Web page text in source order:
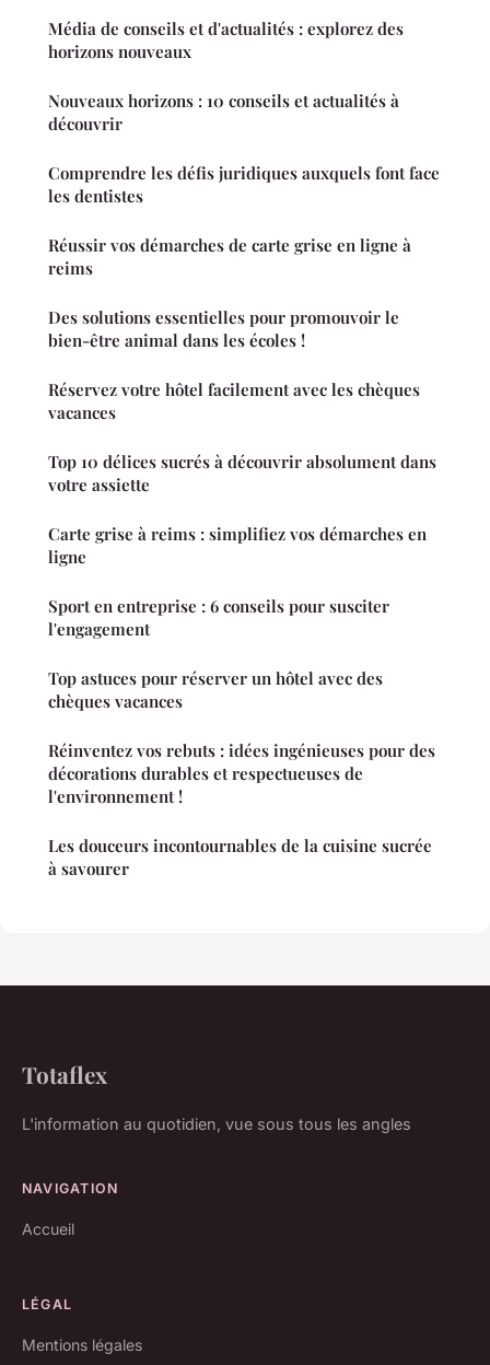
Média de conseils et d'actualités : explorez des
horizons nouveaux
Nouveaux horizons : 10 conseils et actualités à
découvrir
Comprendre les défis juridiques auxquels font face
les dentistes
Réussir vos démarches de carte grise en ligne à
reims
Des solutions essentielles pour promouvoir le
bien-être animal dans les écoles !
Réservez votre hôtel facilement avec les chèques
vacances
Top 10 délices sucrés à découvrir absolument dans
votre assiette
Carte grise à reims : simplifiez vos démarches en
ligne
Sport en entreprise : 6 conseils pour susciter
l'engagement
Top astuces pour réserver un hôtel avec des
chèques vacances
Réinventez vos rebuts : idées ingénieuses pour des
décorations durables et respectueuses de
l'environnement !
Les douceurs incontournables de la cuisine sucrée
à savourer
Totaflex
L'information au quotidien, vue sous tous les angles
NAVIGATION
Accueil
LÉGAL
Mentions légales